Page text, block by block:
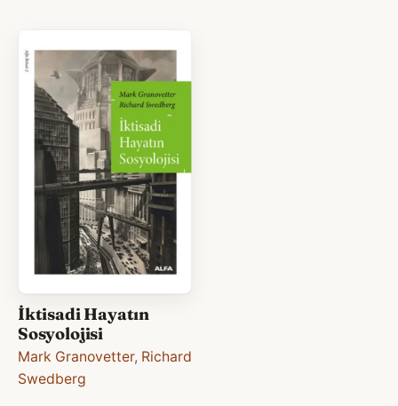
İktisadi Hayatın
Sosyolojisi
Mark Granovetter, Richard
Swedberg